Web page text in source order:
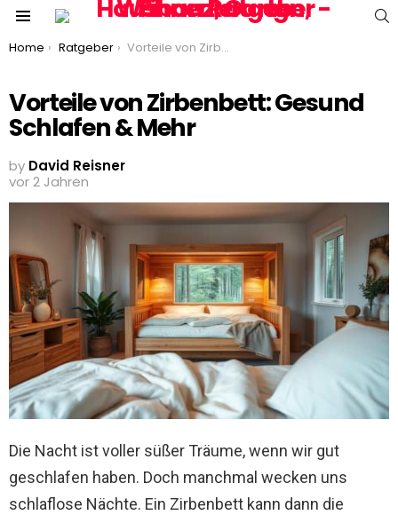
You are here:
Home Ratgeber Vorteile von Zirbenbett: Gesund Schlafen & Mehr
Vorteile von Zirbenbett: Gesund
Schlafen & Mehr
by David Reisner
vor 2 Jahren
Die Nacht ist voller süßer Träume, wenn wir gut
geschlafen haben. Doch manchmal wecken uns
schlaflose Nächte. Ein Zirbenbett kann dann die